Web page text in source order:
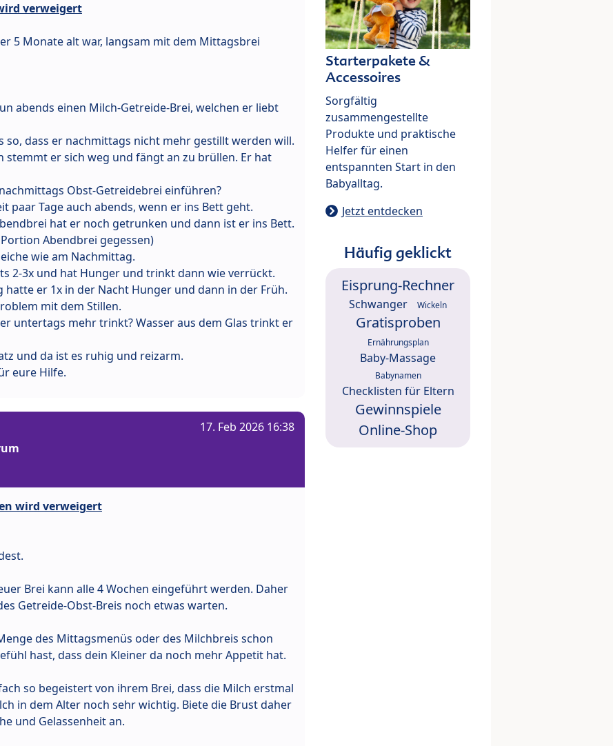
verweigert
5 Monate alt war, langsam mit dem Mittagsbrei
abends einen Milch-Getreide-Brei, welchen er liebt
so, dass er nachmittags nicht mehr gestillt werden will.
stemmt er sich weg und fängt an zu brüllen. Er hat
Obst-Getreidebrei einführen?
paar Tage auch abends, wenn er ins Bett geht.
hat er noch getrunken und dann ist er ins Bett.
Abendbrei gegessen)
wie am Nachmittag.
2-3x und hat Hunger und trinkt dann wie verrückt.
er 1x in der Nacht Hunger und dann in der Früh.
mit dem Stillen.
untertags mehr trinkt? Wasser aus dem Glas trinkt er
und da ist es ruhig und reizarm.
eure Hilfe.
17. Feb 2026 16:38
wird verweigert
Brei kann alle 4 Wochen eingeführt werden. Daher
Getreide-Obst-Breis noch etwas warten.
des Mittagsmenüs oder des Milchbreis schon
hast, dass dein Kleiner da noch mehr Appetit hat.
so begeistert von ihrem Brei, dass die Milch erstmal
in dem Alter noch sehr wichtig. Biete die Brust daher
und Gelassenheit an.
Starterpakete &
Accessoires
Sorgfältig
zusammengestellte
Produkte und praktische
Helfer für einen
entspannten Start in den
Babyalltag.
Jetzt entdecken
Häufig geklickt
Eisprung-Rechner
Schwanger Wickeln
Gratisproben
Ernährungsplan
Baby-Massage
Babynamen
Checklisten für Eltern
Gewinnspiele
Online-Shop